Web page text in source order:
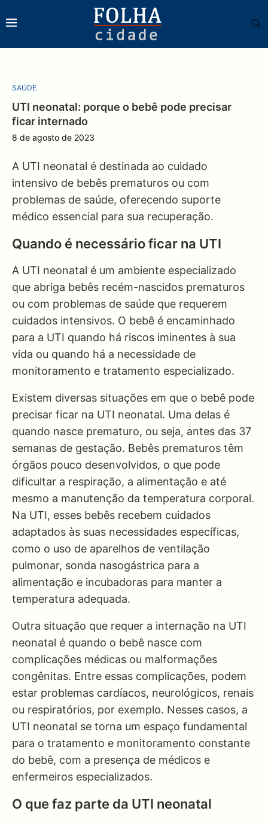
SAÚDE
UTI neonatal: porque o bebê pode precisar
ficar internado
8 de agosto de 2023
A UTI neonatal é destinada ao cuidado
intensivo de bebês prematuros ou com
problemas de saúde, oferecendo suporte
médico essencial para sua recuperação.
Quando é necessário ficar na UTI
A UTI neonatal é um ambiente especializado
que abriga bebês recém-nascidos prematuros
ou com problemas de saúde que requerem
cuidados intensivos. O bebê é encaminhado
para a UTI quando há riscos iminentes à sua
vida ou quando há a necessidade de
monitoramento e tratamento especializado.
Existem diversas situações em que o bebê pode
precisar ficar na UTI neonatal. Uma delas é
quando nasce prematuro, ou seja, antes das 37
semanas de gestação. Bebês prematuros têm
órgãos pouco desenvolvidos, o que pode
dificultar a respiração, a alimentação e até
mesmo a manutenção da temperatura corporal.
Na UTI, esses bebês recebem cuidados
adaptados às suas necessidades específicas,
como o uso de aparelhos de ventilação
pulmonar, sonda nasogástrica para a
alimentação e incubadoras para manter a
temperatura adequada.
Outra situação que requer a internação na UTI
neonatal é quando o bebê nasce com
complicações médicas ou malformações
congênitas. Entre essas complicações, podem
estar problemas cardíacos, neurológicos, renais
ou respiratórios, por exemplo. Nesses casos, a
UTI neonatal se torna um espaço fundamental
para o tratamento e monitoramento constante
do bebê, com a presença de médicos e
enfermeiros especializados.
O que faz parte da UTI neonatal